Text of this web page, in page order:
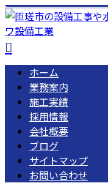
ホーム
業務案内
施工実績
採用情報
会社概要
ブログ
サイトマップ
お問い合わせ